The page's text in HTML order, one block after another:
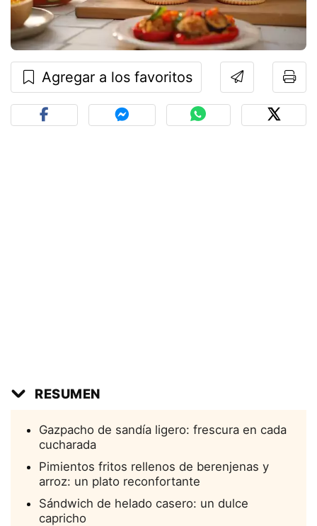
Agregar a los favoritos
RESUMEN
Gazpacho de sandía ligero: frescura en cada
cucharada
Pimientos fritos rellenos de berenjenas y
arroz: un plato reconfortante
Sándwich de helado casero: un dulce
capricho